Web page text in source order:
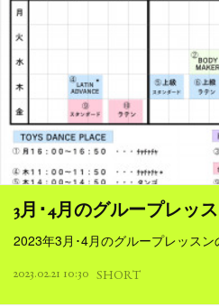
3月･4月のグループレッ
2023年3月･4月のグループレッス
2023.02.21 10:30 SHORT